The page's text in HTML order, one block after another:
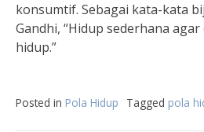
konsumtif. Sebagai kata-kata
Gandhi, “Hidup sederhana
hidup.”
Posted in Pola Hidup Tagged pola